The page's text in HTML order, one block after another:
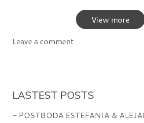
View more
Leave a comment
LASTEST POSTS
- POSTBODA ESTEFANIA &